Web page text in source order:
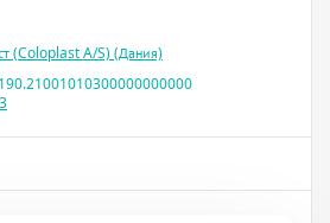
(Coloplast A/S) (Дания)